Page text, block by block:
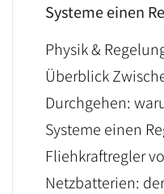
Systeme einen
Physik &
Überblick
Durchgehen:
Systeme einen
Fliehkraftregler
Netzbatterien: